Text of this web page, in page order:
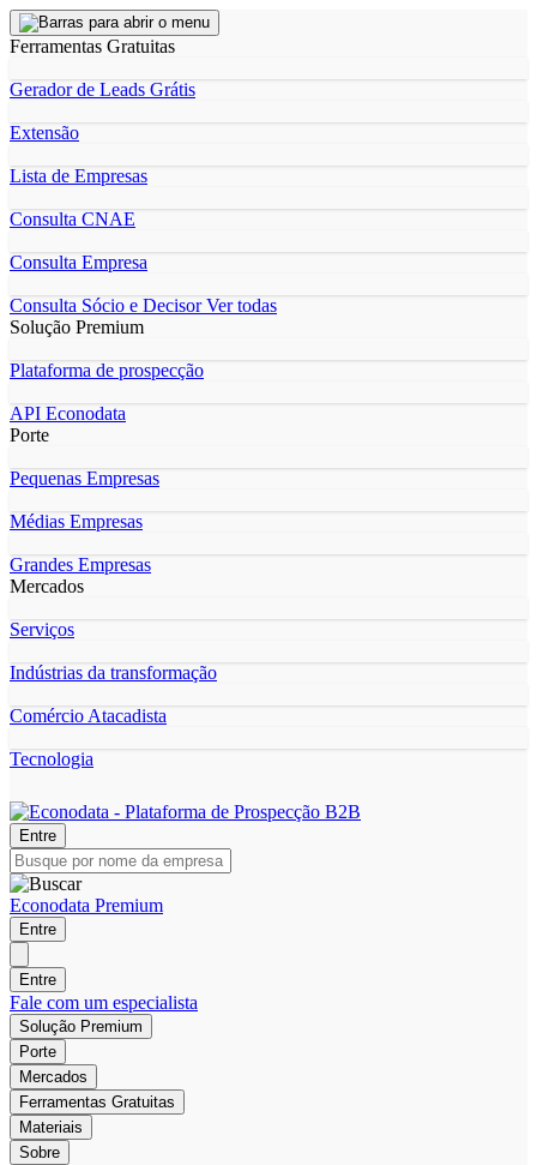
Ferramentas Gratuitas
Gerador de Leads Grátis
Extensão
Lista de Empresas
Consulta CNAE
Consulta Empresa
Consulta Sócio e DecisorVer todas
Solução Premium
Plataforma de prospecção
API Econodata
Porte
Pequenas Empresas
Médias Empresas
Grandes Empresas
Mercados
Serviços
Indústrias da transformação
Comércio Atacadista
Tecnologia
Entre
Econodata Premium
Entre
Entre
Fale com um especialista
Solução Premium
Porte
Mercados
Ferramentas Gratuitas
Materiais
Sobre